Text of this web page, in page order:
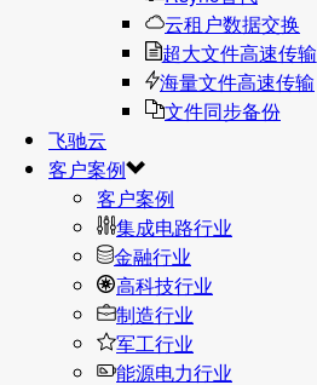
云租户数据交换
超大文件高速传输
海量文件高速传输
文件同步备份
飞驰云
客户案例
客户案例
集成电路行业
金融行业
高科技行业
制造行业
军工行业
能源电力行业